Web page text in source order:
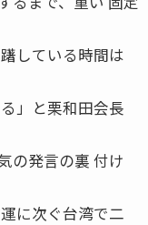
している時間は
」と栗和田会長
の発言の裏 付け
に次ぐ台湾で二